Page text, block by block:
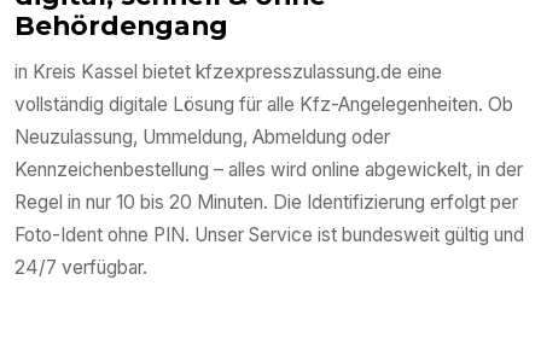
Behördengang
in Kreis Kassel bietet kfzexpresszulassung.de eine
vollständig digitale Lösung für alle Kfz-Angelegenheiten. Ob
Neuzulassung, Ummeldung, Abmeldung oder
Kennzeichenbestellung – alles wird online abgewickelt, in der
Regel in nur 10 bis 20 Minuten. Die Identifizierung erfolgt per
Foto-Ident ohne PIN. Unser Service ist bundesweit gültig und
24/7 verfügbar.